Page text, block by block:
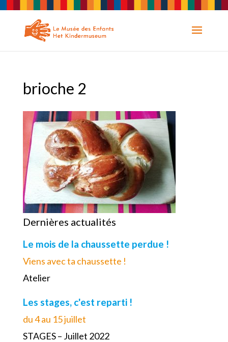
brioche 2
Dernières actualités
Le mois de la chaussette perdue !
Viens avec ta chaussette !
Atelier
Les stages, c'est reparti !
du 4 au 15 juillet
STAGES – Juillet 2022